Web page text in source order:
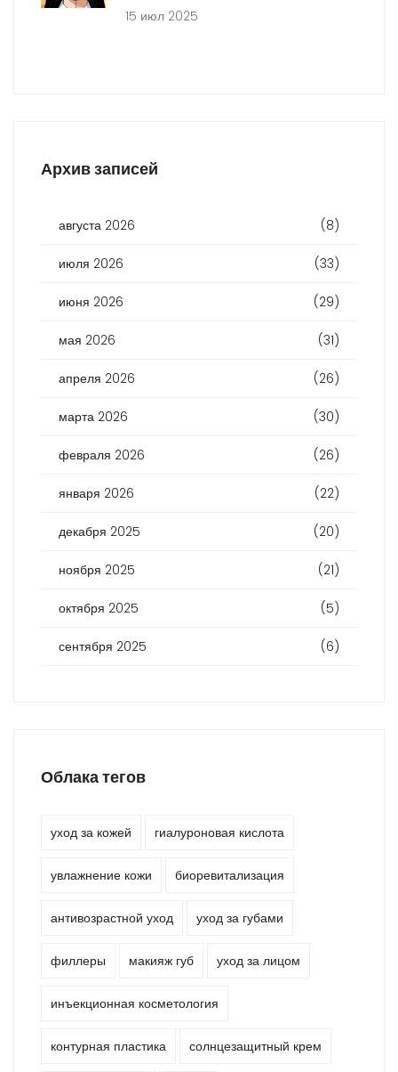
15 июл 2025
Архив записей
августа 2026 (8)
июля 2026 (33)
июня 2026 (29)
мая 2026 (31)
апреля 2026 (26)
марта 2026 (30)
февраля 2026 (26)
января 2026 (22)
декабря 2025 (20)
ноября 2025 (21)
октября 2025 (5)
сентября 2025 (6)
Облака тегов
уход за кожей гиалуроновая кислота
увлажнение кожи биоревитализация
антивозрастной уход уход за губами
филлеры макияж губ уход за лицом
инъекционная косметология
контурная пластика солнцезащитный крем